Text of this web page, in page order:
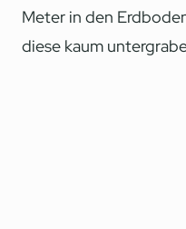
Meter in den
diese kaum